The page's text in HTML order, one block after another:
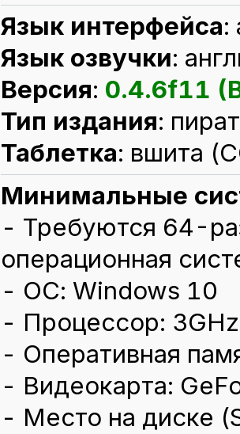
Язык интерфейса:
Язык озвучки:
Версия: 0.4.6f11
Тип издания:
Таблeтка: вшита
Минимальные
- Требуются 64-
операционная
- ОС: Windows 10
- Процессор:
- Оперативная
- Видеокарта:
- Место на диске